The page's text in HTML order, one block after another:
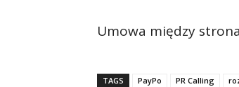
Umowa między
TAGS PayPo PR Calling